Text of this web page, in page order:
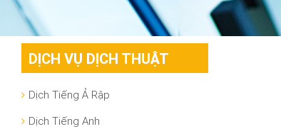
DỊCH VỤ DỊCH THUẬT
Dịch Tiếng Ả Rập
Dịch Tiếng Anh